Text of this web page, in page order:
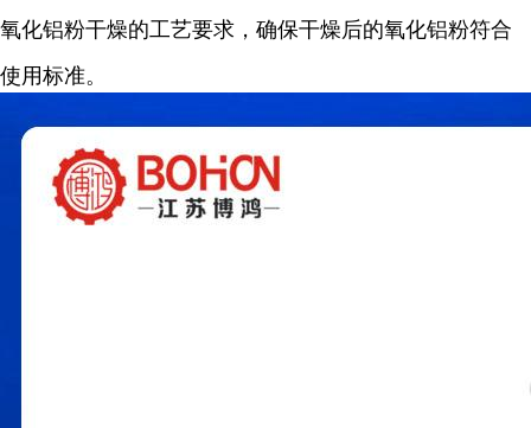
氧化铝粉干燥的工艺要求，确保干燥后的氧化铝粉符合
使用标准。